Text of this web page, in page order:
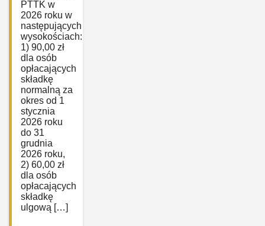
PTTK w
2026 roku w
następujących
wysokościach:
1) 90,00 zł
dla osób
opłacających
składkę
normalną za
okres od 1
stycznia
2026 roku
do 31
grudnia
2026 roku,
2) 60,00 zł
dla osób
opłacających
składkę
ulgową […]